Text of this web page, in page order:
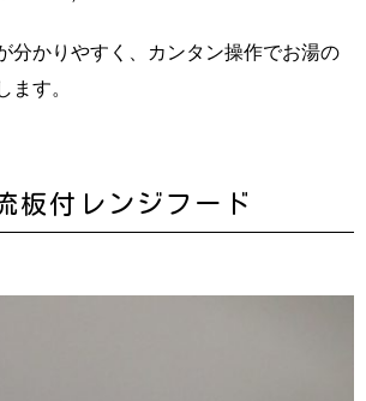
分かりやすく、カンタン操作でお湯の
ます。
板付レンジフード